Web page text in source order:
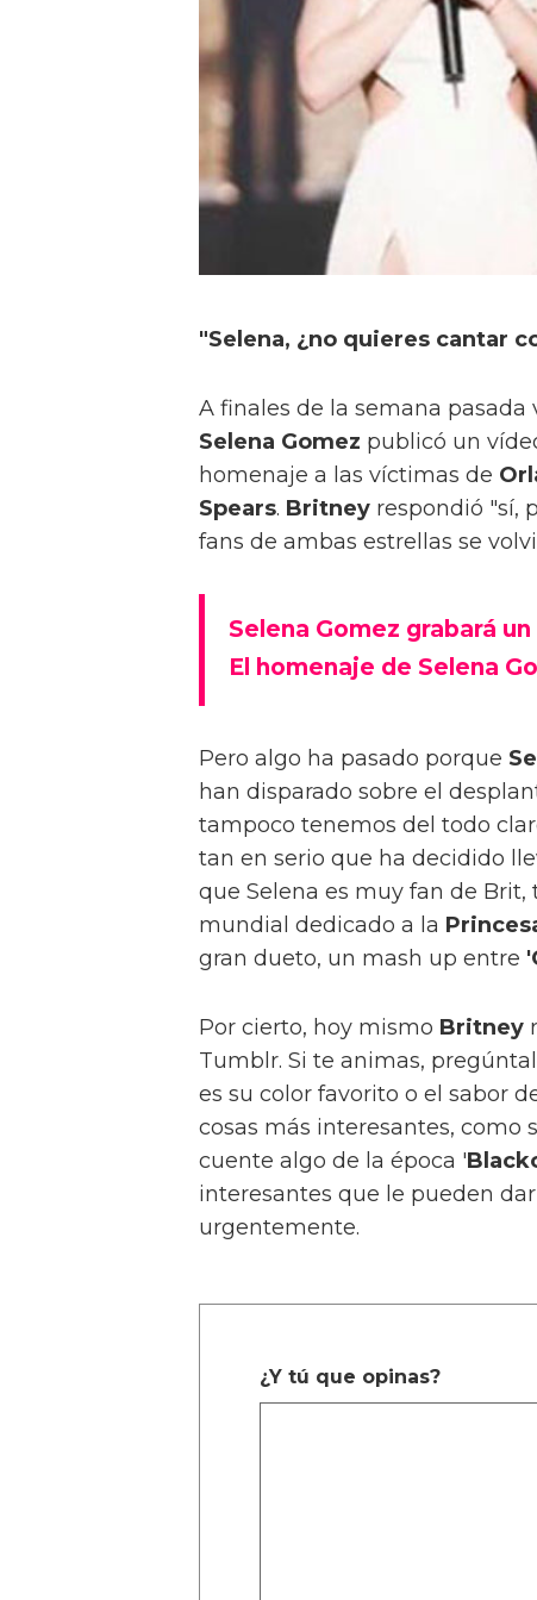
"Selena, ¿no quieres cantar
A finales de la semana
Selena Gomez publicó un
homenaje a las víctimas de
Spears. Britney respondió "sí,
fans de ambas estrellas se
Selena Gomez grabará
El homenaje de Selena
Pero algo ha pasado porque
han disparado sobre el
tampoco tenemos del todo
tan en serio que ha decidido
que Selena es muy fan de
mundial dedicado a la
gran dueto, un mash up entre
Por cierto, hoy mismo Britney
Tumblr. Si te animas,
es su color favorito o el sabor
cosas más interesantes, como
cuente algo de la época '
interesantes que le pueden
urgentemente.
¿Y tú que opinas?